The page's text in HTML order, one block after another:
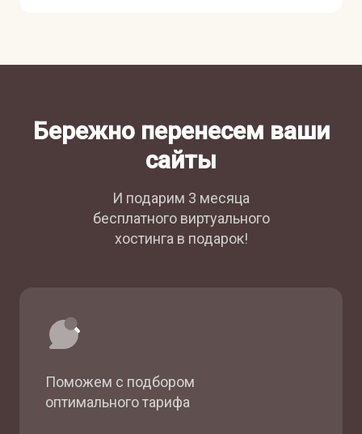
Бережно перенесем ваши
сайты
И подарим 3 месяца
бесплатного виртуального
хостинга в подарок!
Поможем с подбором
оптимального тарифа